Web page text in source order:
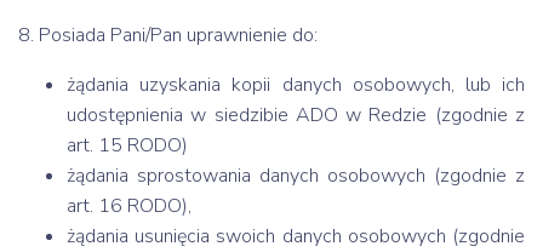
8. Posiada Pani/Pan uprawnienie do:
żądania uzyskania kopii danych osobowych, lub ich
udostępnienia w siedzibie ADO w Redzie (zgodnie z
art. 15 RODO)
żądania sprostowania danych osobowych (zgodnie z
art. 16 RODO),
żądania usunięcia swoich danych osobowych (zgodnie